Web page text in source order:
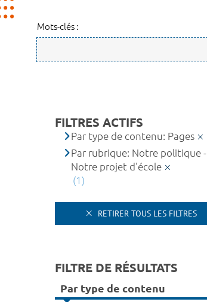
Mots-clés :
FILTRES ACTIFS
Par type de contenu: Pages
Par rubrique: Notre politique -
Notre projet d'école
(1)
RETIRER TOUS LES FILTRES
FILTRE DE RÉSULTATS
Par type de contenu